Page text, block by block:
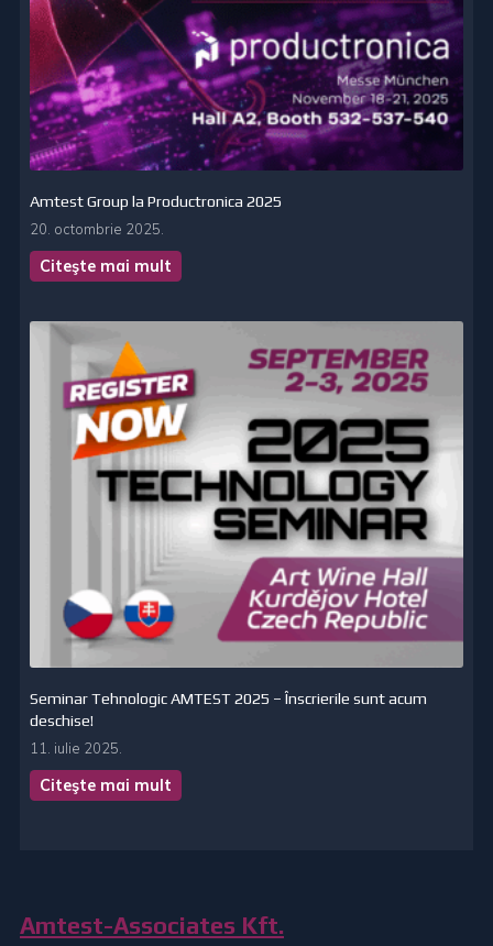
Amtest Group la Productronica 2025
20. octombrie 2025.
Citeşte mai mult
Seminar Tehnologic AMTEST 2025 – Înscrierile sunt acum
deschise!
11. iulie 2025.
Citeşte mai mult
Amtest-Associates Kft.